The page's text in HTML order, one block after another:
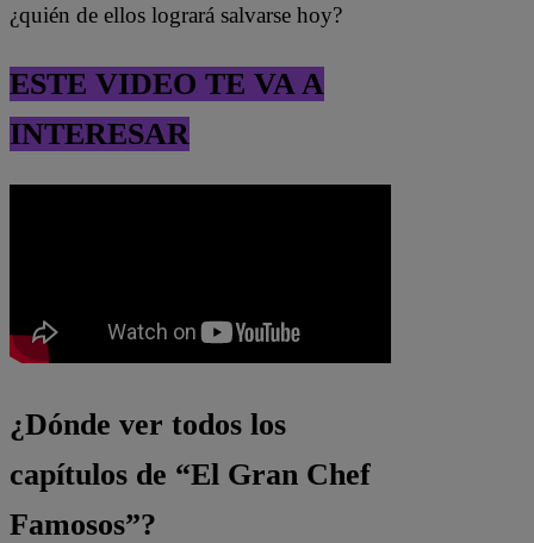
¿quién de ellos logrará salvarse hoy?
ESTE VIDEO TE VA A
INTERESAR
¿Dónde ver todos los
capítulos de “El Gran Chef
Famosos”?